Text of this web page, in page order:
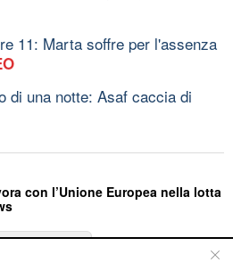
11: Marta soffre per l'assenza
di una notte: Asaf caccia di
con l’Unione Europea nella lotta